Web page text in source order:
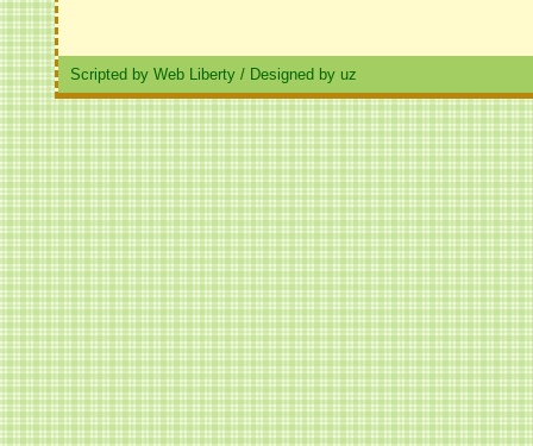
Scripted by Web Liberty / Designed by uz